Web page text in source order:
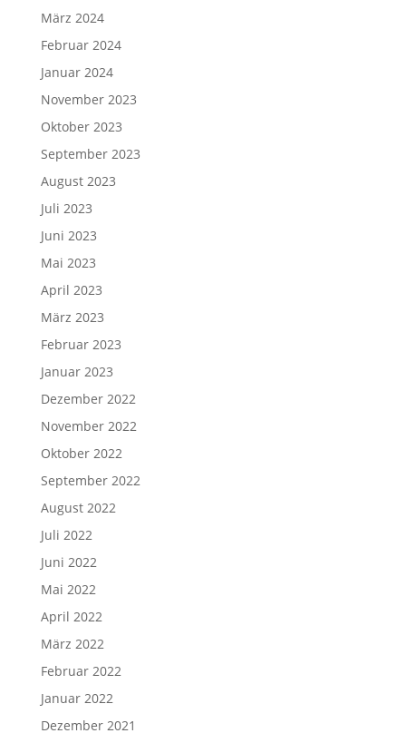
März 2024
Februar 2024
Januar 2024
November 2023
Oktober 2023
September 2023
August 2023
Juli 2023
Juni 2023
Mai 2023
April 2023
März 2023
Februar 2023
Januar 2023
Dezember 2022
November 2022
Oktober 2022
September 2022
August 2022
Juli 2022
Juni 2022
Mai 2022
April 2022
März 2022
Februar 2022
Januar 2022
Dezember 2021